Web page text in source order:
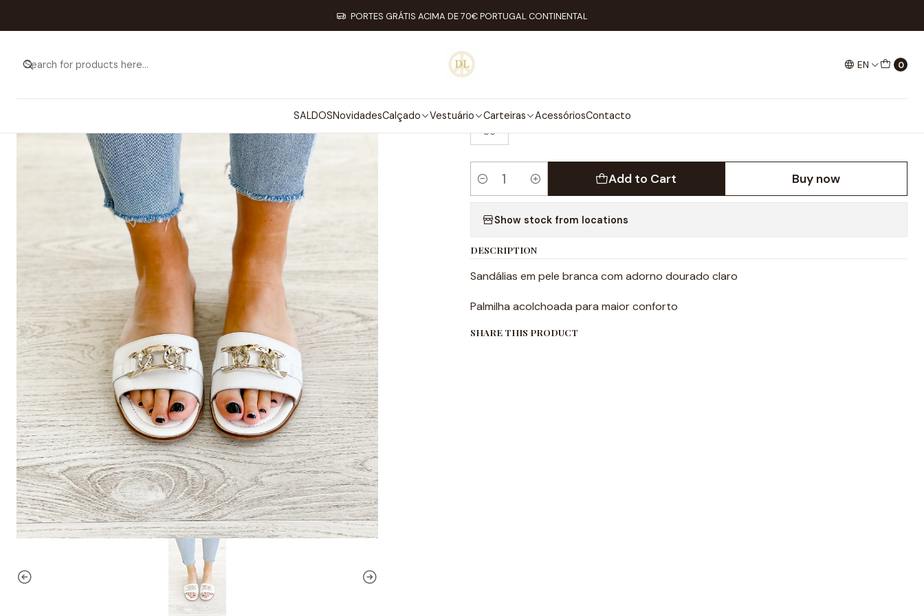
EN 0
SALDOSNovidadesCalçado Vestuário Carteiras AcessóriosContacto
PORTES GRÁTIS ACIMA DE 70€ PORTUGAL CONTINENTAL
Promoções Primavera/Verão Promoções Primavera/Verão
|
PANDORA SANDAL
TAMANHO
35
Quantity
Add to Cart Buy now
Show stock from locations
DESCRIPTION
Sandálias em pele branca com adorno dourado claro
Palmilha acolchoada para maior conforto
SHARE THIS PRODUCT